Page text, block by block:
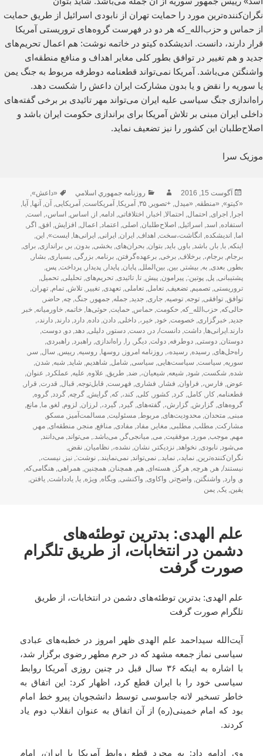
نگران‌کننده‌ترین مورد را حمایت تهران از نابودی اسرائیل از طریق حمایت
از حماس و حزب‌الله_که هر دو در فهرست گروه‌های تروریستی آمریکا
قرار دارند، دانست. اندیشکده کیتو در خاتمه نوشت: هم اعمال تحریم‌های
جدید و هم تغییر در توافق بطور کلی مغایر اهداف و منافع منطقه‌ای
واشنگتن می‌باشد. آمریکا نمی‌تواند قطعنامه دوطرفه مربوط به جنگ یمن
یا سوریه را نقض و یا بدون مشارکت ایران داعش را شکست دهد.
راه‌اندازی جنگ سیاسی علیه ایران می‌تواند مهر تائیدی بر برخی گفته‌های
داخلی ایران مبنی بر تلاش آمریکا برای براندازی حکومت ایران باشد و
اصلاح‌طلبان این کشور را نیز تضعیف نماید.
موزیک سرا
ارسال
شده
در
آگوست 15, 2016 نویسندهدسته‌ها
روزنامه جمهوري اسلامي برچسب‌ها
«داعش»,
«کیتو», «منطقه, «میدل,+تصویر,۳۵, آمریکا, آمریکاست, آمریکایی, آن, آنها, آیا,
اجرا, اجرای, احتمال, احتمالا, اخبار, اختلافاتی, ادامه, از, اساس, اساس،, است,
استفاده, اسد, اسرائیل, اصلاح‌طلبان, اصلی, اعتماد, اعمال, افزایش, افق, اگر,
اما, اندیشکده, انگاشت،سخت, اهداف, ایران, ایرانی, ایرانی‌ها, ایست», این,
اینکه,با,بار,باشد,باور,باید,بتوان,بحران‌های,بخشی,بدون,بر,براندازی,برای,
برجام,برجام،,برخلاف,برخی,برعهده‌گرفتن,برنامه,بزرگی,بسیاری,بشار,
بطور,بعدی,به,بیشتر,بین,بین‌الملل,پایان,پایدار,پدیدار,پرداخت,پس,
پشتیبانی,پل,پوتین:,پیرامون,پیش,تا,تائیدی,تحریم‌های,تحلیلی,تحمیل,
تروریستی,تصمیم,تضعیف,تعامل,تعاملی,تعهدی,تغییر,تلاش,تمام,تهران,
توافق,توافقی,توجه,توصیه,جاری,جدید,جمله,جمهور,جنگ,چه,حاضر,
حالی‌که,حزب‌الله_که,حکومت,حماس,حمایت,حوثی‌ها,خاتمه,خاورمیانه,خبر
جدید,خبرگزاری,خصومت,خود,خیر،,داخلی,دادن,داده,دارد,دارند,دارند،,
دارند.ایرانی‌ها,داشت,دانست/,در,دست,دستور,دلیلی,دهد,دو,دوست,
دوستان,دوستی,دوطرفه,دولت,دیگر, را, راه‌اندازی, راهبرد, راهبردی,
راه‌حل‌های, رسیده, رسیده،, روزنامه امروز, روسها, روسیه, رییس, سال, سر,
سوریه, سیاست, سیاست‌هایی, سیاسی, شامل, شاهدیم, شاید, شبه, شدن,
شده, شکست, شود, شیعه, شیعیان،,ضد, طریق, علاوه, علیه, عملکرد, عنوان,
عوض, فارس،, فراوان, فشار, فشاری, فهرست, قابل‌توجه, قبال, قدرت, قرار,
قطعنامه,کار,کامل,کرد,کشور,کلی,کند،,که,گرایش,گرچه,گردد,گروه,
گروه‌های,گزارش,گزارش،,گفته‌های,گیرد,گیرد،, لرزان, لزوم, لغو,ما,مانع,
مبنی,متحدان,محدودیت‌های,مربوط,مسئولیت,مسالمت‌آمیز,مسکو,
مشارکت,مطلب,مطلبی,مغایر,مفاد,مفادی,منافع,منجر,منطقه‌ای,مهر,
مهم,موجب,مورد,موفقیت,می,میانجی‌گر,می‌باشد.,می‌تواند,می‌دانند,
می‌شود,نابودی,نخواهد,نزدیکتر,نشان,نشده،,نظامیان,نقض,
نگران‌کننده‌ترین,نماید،,نماید.,نمی‌تواند,نمی‌نمایند.,نوشت:,نیز,نیست،,
نیستند/,هر,هرچه,هرگز,هسته‌ای,هم,همچنان,همچنین,همراهی,هنگامی‌که,
و, وارد, واشنگتن, واضح‌تر, واکاوی, واکنشی, وبگاه, ویژه,یا,یادداشت,یافتن,
یقین,یک,یمن
علم الهدی: بدترین توطئه‌های
دشمن در انتخابات، از طریق تلگرام
صورت گرفت
علم الهدی: بدترین توطئه‌های دشمن در انتخابات، از طریق
تلگرام صورت گرفت
آیت‌الله سیداحمد علم الهدی ظهر امروز در خطبه‌های عبادی
سیاسی نماز جمعه مشهد که در حرم مطهر رضوی برگزار شد،
با اشاره به اینکه ۳۶ سال قبل در چنین روزی آمریکا روابط
سیاسی خود را با ایران قطع کرد، اظهار کرد: این اتفاق به
خاطر تسخیر لانه جاسوسی توسط دانشجویان پیرو خط امام
بود که امام خمینی(ره) از آن اتفاق به عنوان انقلاب دوم یاد
کردند.
وی ادامه داد: به مجرد قطع روابط آمریکا با ایران، امام